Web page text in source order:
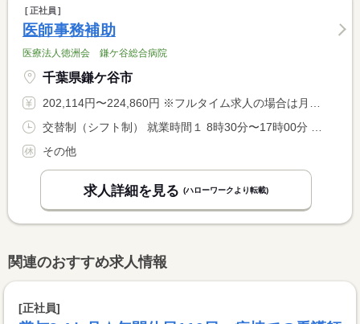
正社員
医師事務補助
医療法人徳洲会 鎌ケ谷総合病院
千葉県鎌ケ谷市
202,114円〜224,860円 ※フルタイム求人の場合は月額（換算額）、パート求人の場合は時間額を表示しています。
その他
求人詳細を見る (ハローワークより転載)
関連のおすすめ求人情報
[正社員]